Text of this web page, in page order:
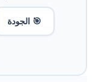
🎯 الجودة